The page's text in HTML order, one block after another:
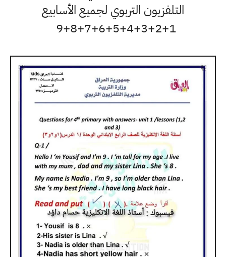
التلفزيون التربوي لجميع الأسابيع
1+2+3+4+5+6+7+8+9